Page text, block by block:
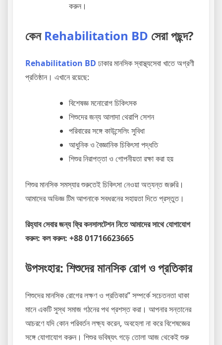
করুন।
কেন Rehabilitation BD সেরা পছন্দ?
Rehabilitation BD ঢাকার মানসিক স্বাস্থ্যসেবা খাতে অগ্রণী
প্রতিষ্ঠান। এখানে রয়েছে:
বিশেষজ্ঞ মনোরোগ চিকিৎসক
শিশুদের জন্য আলাদা থেরাপি সেশন
পরিবারের সঙ্গে কাউন্সেলিং সুবিধা
আধুনিক ও বৈজ্ঞানিক চিকিৎসা পদ্ধতি
শিশুর নিরাপত্তা ও গোপনীয়তা রক্ষা করা হয়
শিশুর মানসিক সমস্যার শুরুতেই চিকিৎসা নেওয়া অত্যন্ত জরুরি।
আমাদের অভিজ্ঞ টিম আপনাকে সবধরনের সহায়তা দিতে প্রস্তুত।
রিহ্যাব সেবার জন্য ফ্রি কনসালটেশন নিতে আমাদের সাথে যোগাযোগ
করুন: কল করুন: +88 01716623665
উপসংহার: শিশুদের মানসিক রোগ ও প্রতিকার
শিশুদের মানসিক রোগের লক্ষণ ও প্রতিকার” সম্পর্কে সচেতনতা থাকা
মানে একটি সুস্থ সমাজ গঠনের পথ প্রশস্ত করা। আপনার সন্তানের
আচরণে যদি কোন পরিবর্তন লক্ষ্য করেন, অবহেলা না করে বিশেষজ্ঞের
সঙ্গে যোগাযোগ করুন। শিশুর ভবিষ্যৎ গড়ে তোলা আজ থেকেই শুরু